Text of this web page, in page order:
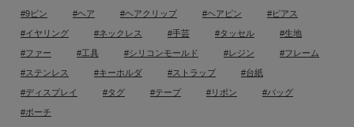
#9ピン #ヘア #ヘアクリップ #ヘアピン #ピアス
#イヤリング #ネックレス #手芸 #タッセル #生地
#ファー #工具 #シリコンモールド #レジン #フレーム
#ステンレス #キーホルダ #ストラップ #台紙
#ディスプレイ #タグ #テープ #リボン #バッグ
#ポーチ